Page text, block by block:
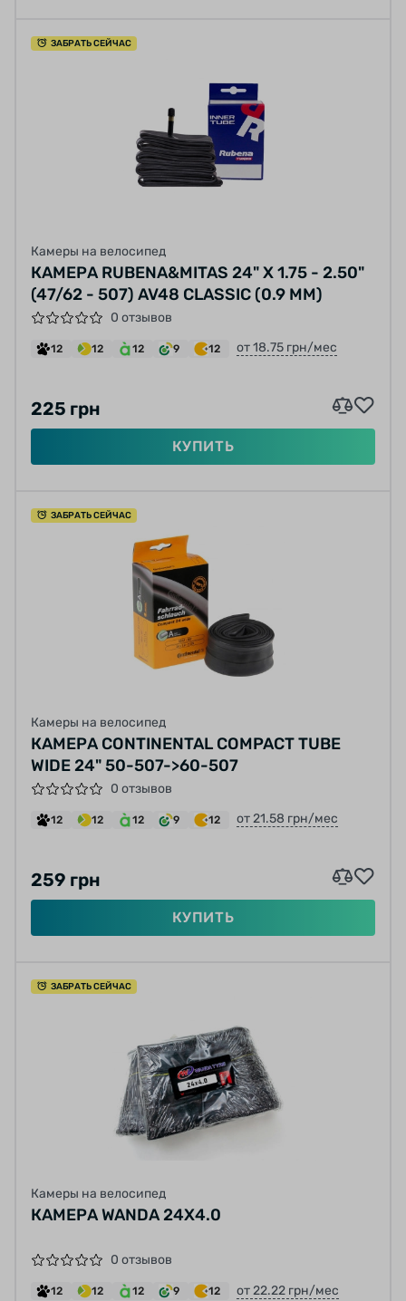
ЗАБРАТЬ СЕЙЧАС
Камеры на велосипед
КАМЕРА RUBENA&MITAS 24" X 1.75 - 2.50"
(47/62 - 507) AV48 CLASSIC (0.9 ММ)
0 отзывов
12 12 12 9 12 от 18.75 грн/мес
225 грн
КУПИТЬ
ЗАБРАТЬ СЕЙЧАС
Камеры на велосипед
КАМЕРА CONTINENTAL COMPACT TUBE
WIDE 24" 50-507->60-507
0 отзывов
12 12 12 9 12 от 21.58 грн/мес
259 грн
КУПИТЬ
ЗАБРАТЬ СЕЙЧАС
Камеры на велосипед
КАМЕРА WANDA 24X4.0
0 отзывов
12 12 12 9 12 от 22.22 грн/мес